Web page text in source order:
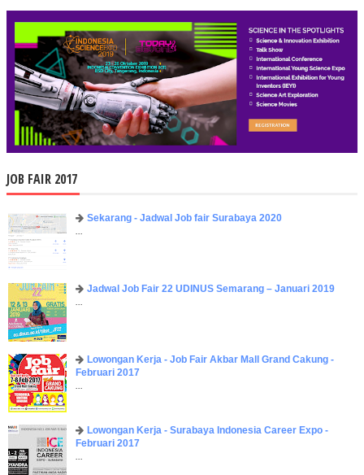
JOB FAIR 2017
Sekarang - Jadwal Job fair Surabaya 2020
...
Jadwal Job Fair 22 UDINUS Semarang – Januari 2019
...
Lowongan Kerja - Job Fair ​Akbar ​Mall Grand Cakung -
Februari 2017
...
Lowongan Kerja - Surabaya Indonesia Career Expo -
Februari 2017
...